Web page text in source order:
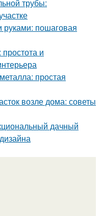
трубы:
руками: пошаговая
и
простая
возле дома: советы
дачный